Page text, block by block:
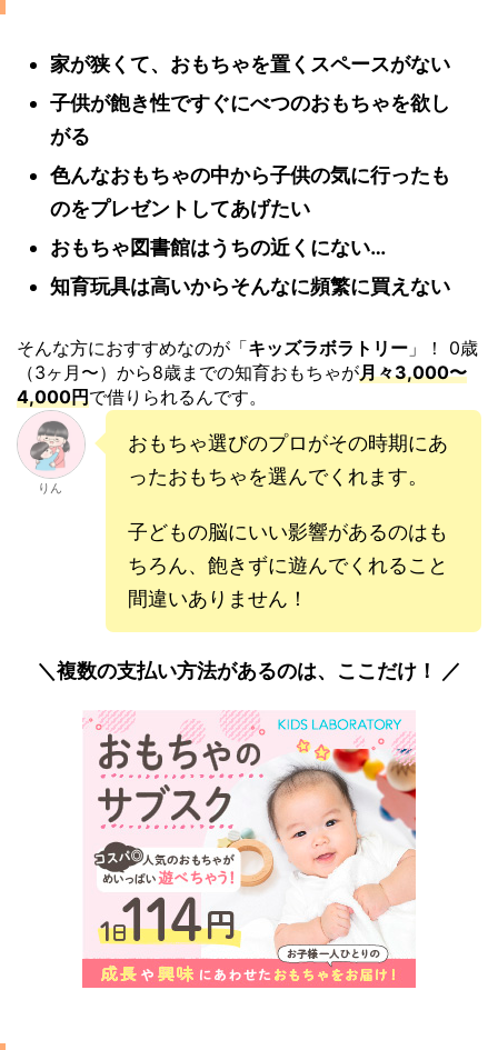
家が狭くて、おもちゃを置くスペースがない
子供が飽き性ですぐにべつのおもちゃを欲し
がる
色んなおもちゃの中から子供の気に行ったも
のをプレゼントしてあげたい
おもちゃ図書館はうちの近くにない…
知育玩具は高いからそんなに頻繁に買えない
そんな方におすすめなのが「キッズラボラトリー 」！ 0歳
（3ヶ月〜）から8歳までの知育おもちゃが月々3,000〜
4,000円で借りられるんです。
りん
おもちゃ選びのプロがその時期にあ
ったおもちゃを選んでくれます。
子どもの脳にいい影響があるのはも
ちろん、飽きずに遊んでくれること
間違いありません！
＼複数の支払い方法があるのは、ここだけ！ ／